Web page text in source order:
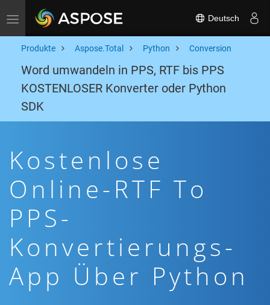
Toggle navigation Deutsch
Produkte Aspose.Total Python Conversion
Word umwandeln in PPS, RTF bis PPS
KOSTENLOSER Konverter oder Python
SDK
Kostenlose
Online-RTF To
PPS-
Konvertierungs-
App Über Python